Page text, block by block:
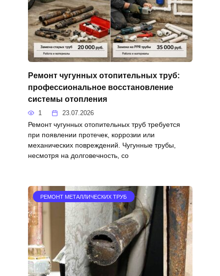
Ремонт чугунных отопительных труб:
профессиональное восстановление
системы отопления
1 23.07.2026
Ремонт чугунных отопительных труб требуется
при появлении протечек, коррозии или
механических повреждений. Чугунные трубы,
несмотря на долговечность, со
РЕМОНТ МЕТАЛЛИЧЕСКИХ ТРУБ